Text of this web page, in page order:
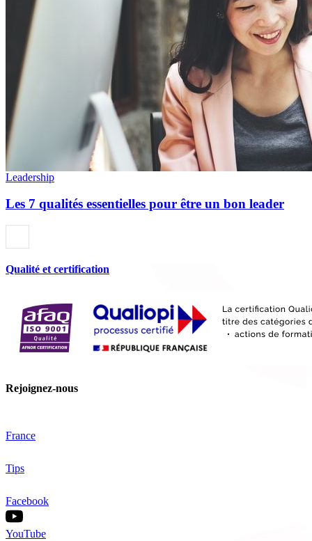
Leadership
Les 7 qualités essentielles pour être un bon leader
Qualité et certification
Rejoignez-nous
France
Tips
Facebook
YouTube